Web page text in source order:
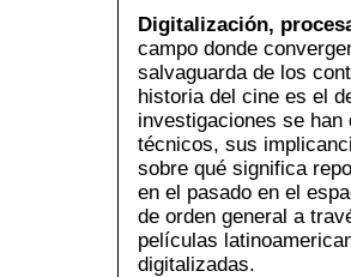
Digitalización,
campo donde
salvaguarda de los
historia del cine es el
investigaciones se
técnicos, sus
sobre qué significa
en el pasado en el
de orden general a
películas
digitalizadas.